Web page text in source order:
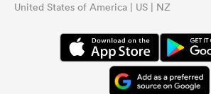
United States of America | US | NZ